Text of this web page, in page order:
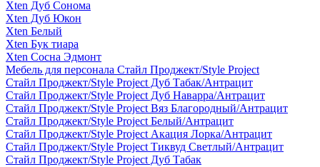
Xten Дуб Сонома
Xten Дуб Юкон
Xten Белый
Xten Бук тиара
Xten Сосна Эдмонт
Мебель для персонала Стайл Проджект/Style Project
Стайл Проджект/Style Project Дуб Табак/Антрацит
Стайл Проджект/Style Project Дуб Наварра/Антрацит
Стайл Проджект/Style Project Вяз Благородный/Антрацит
Стайл Проджект/Style Project Белый/Антрацит
Стайл Проджект/Style Project Акация Лорка/Антрацит
Стайл Проджект/Style Project Тиквуд Светлый/Антрацит
Стайл Проджект/Style Project Дуб Табак